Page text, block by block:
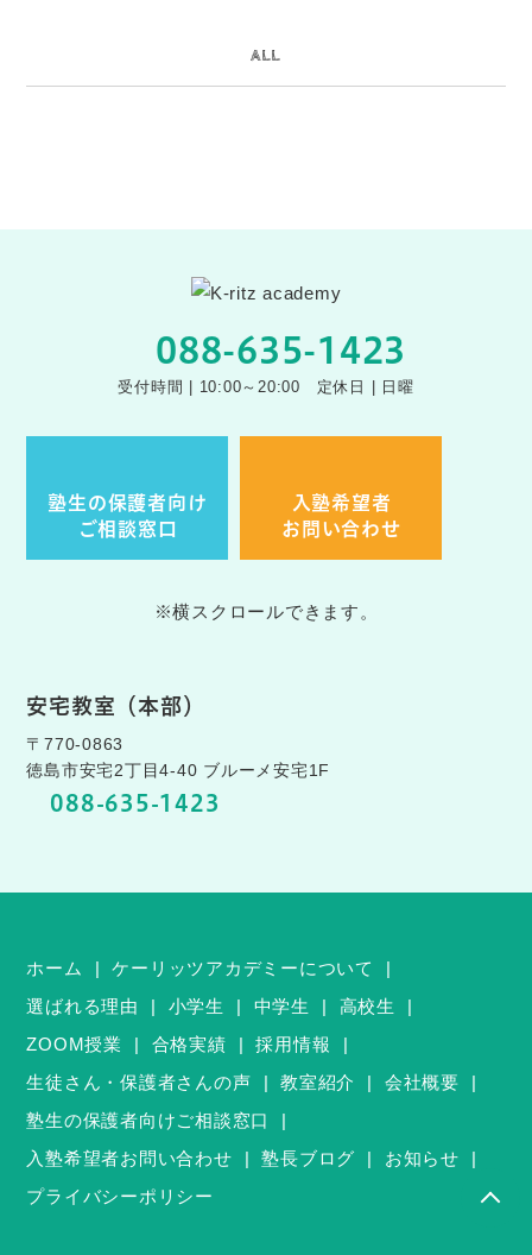
ALL
088-635-1423
受付時間 | 10:00～20:00 定休日 | 日曜
塾生の保護者向け
ご相談窓口
入塾希望者
お問い合わせ
※横スクロールできます。
安宅教室（本部）
〒770-0863
徳島市安宅2丁目4-40 ブルーメ安宅1F
088-635-1423
ホーム
ケーリッツアカデミーについて
選ばれる理由
小学生 中学生
高校生
ZOOM授業
合格実績
採用情報
生徒さん・保護者さんの声
教室紹介
会社概要
塾生の保護者向けご相談窓口
入塾希望者お問い合わせ
塾長ブログ
お知らせ
プライバシーポリシー